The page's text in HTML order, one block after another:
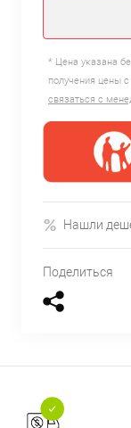
* Цена указана
получения цены
связаться с
Нашли
Поделиться